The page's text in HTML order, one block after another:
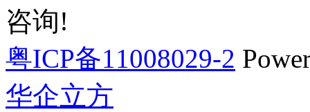
咨询!
粤ICP备11008029-2
华企立方